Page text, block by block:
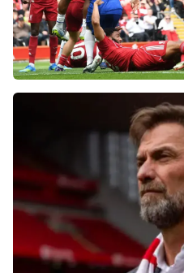
Фанаты «Ливерпуля»
неспособностью